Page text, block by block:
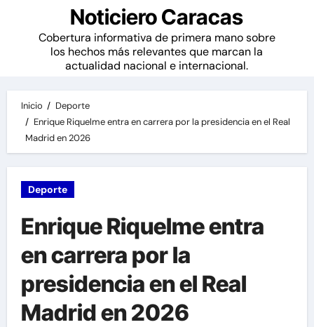
Noticiero Caracas
Cobertura informativa de primera mano sobre
los hechos más relevantes que marcan la
actualidad nacional e internacional.
Inicio
Deporte
Enrique Riquelme entra en carrera por la presidencia en el Real
Madrid en 2026
Deporte
Enrique Riquelme entra
en carrera por la
presidencia en el Real
Madrid en 2026